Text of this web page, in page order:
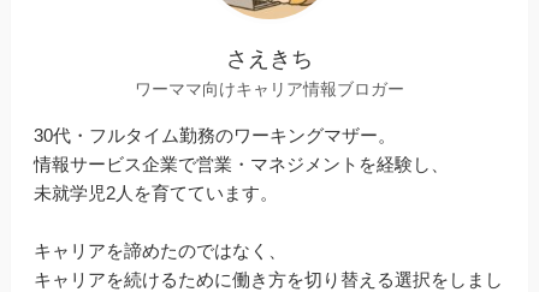
さえきち
ワーママ向けキャリア情報ブロガー
30代・フルタイム勤務のワーキングマザー。
情報サービス企業で営業・マネジメントを経験し、
未就学児2人を育てています。
キャリアを諦めたのではなく、
キャリアを続けるために働き方を切り替える選択をしまし